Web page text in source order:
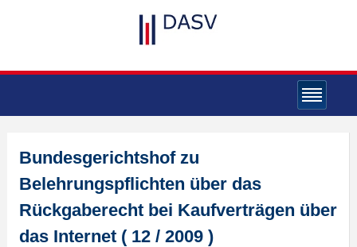
Bundesgerichtshof zu
Belehrungspflichten über das
Rückgaberecht bei Kaufverträgen über
das Internet ( 12 / 2009 )